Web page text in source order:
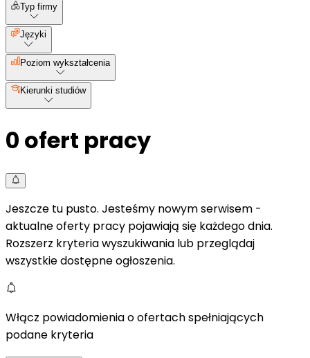
Typ firmy
Języki
Poziom wykształcenia
Kierunki studiów
0 ofert pracy
Jeszcze tu pusto. Jesteśmy nowym serwisem -
aktualne oferty pracy pojawiają się każdego dnia.
Rozszerz kryteria wyszukiwania lub przeglądaj
wszystkie dostępne ogłoszenia.
Włącz powiadomienia o ofertach spełniających
podane kryteria